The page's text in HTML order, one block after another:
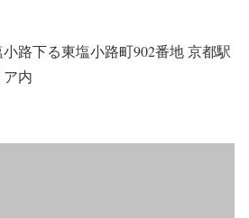
路下る東塩小路町902番地 京都駅
内